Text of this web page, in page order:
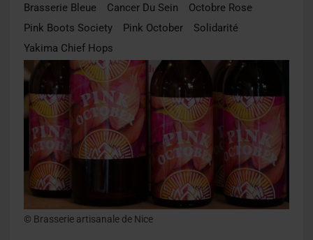
Brasserie Bleue
Cancer Du Sein
Octobre Rose
Pink Boots Society
Pink October
Solidarité
Yakima Chief Hops
© Brasserie artisanale de Nice